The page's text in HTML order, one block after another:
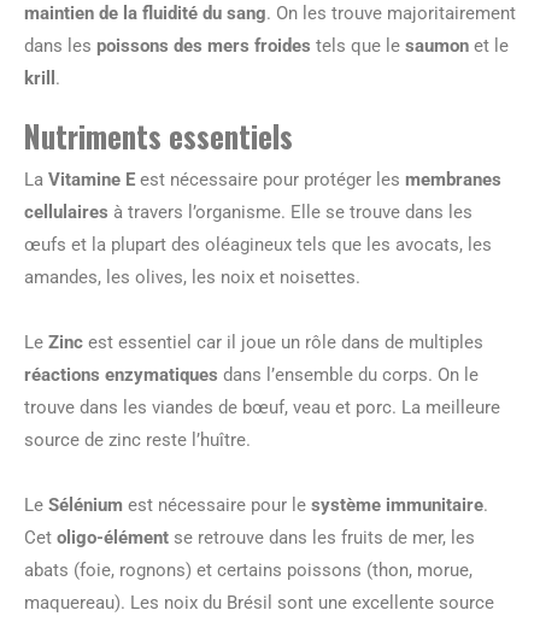
maintien de la fluidité du sang. On les trouve majoritairement
dans les poissons des mers froides tels que le saumon et le
krill .
Nutriments essentiels
La Vitamine E est nécessaire pour protéger les membranes
cellulaires à travers l’organisme. Elle se trouve dans les
œufs et la plupart des oléagineux tels que les avocats, les
amandes, les olives, les noix et noisettes.
Le Zinc est essentiel car il joue un rôle dans de multiples
réactions enzymatiques dans l’ensemble du corps. On le
trouve dans les viandes de bœuf, veau et porc. La meilleure
source de zinc reste l’huître.
Le Sélénium est nécessaire pour le système immunitaire.
Cet oligo-élément se retrouve dans les fruits de mer, les
abats (foie, rognons) et certains poissons (thon, morue,
maquereau). Les noix du Brésil sont une excellente source